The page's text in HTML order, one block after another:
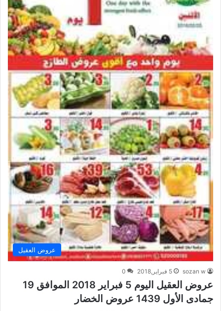
عروض العقيل
sozan w 5 فبراير,2018 0
عروض العقيل اليوم 5 فبراير 2018 الموافق 19
جمادى الأول 1439 عروض الخضار